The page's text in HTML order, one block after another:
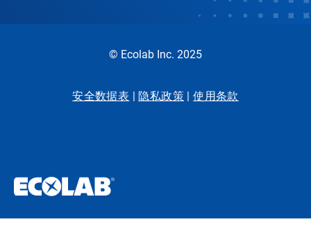
© Ecolab Inc. 2025
安全数据表 隐私政策 |使用条款